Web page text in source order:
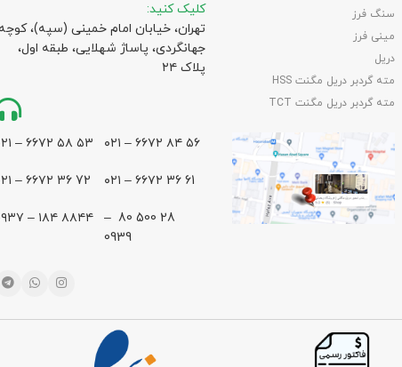
سنگ فرز
مینی فرز
دریل
مته گردبر دریل مگنت HSS
مته گردبر دریل مگنت TCT
کلیک کنید:
تهران، خیابان امام خمینی (سپه)، کوچه
جهانگردی،‌ پاساژ شهلایی، طبقه اول،
پلاک ۲۴
۵۶ ۸۴ ۶۶۷۲ – ۰۲۱
61 36 ۶۶۷۲ – ۰۲۱
28 500 80 –
0939
۵۳ ۵۸ ۶۶۷۲ – ۰۲۱
72 36 ۶۶۷۲ – ۰۲۱
۸۸۴۴ ۱۸۴ – ۰۹۳۷